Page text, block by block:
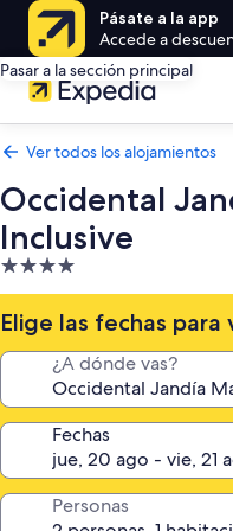
Pásate a la app
Accede a
Pasar a la sección principal
Ver todos los alojamientos
Occidental
Inclusive
Alojamiento
de
4.0 estrellas
Elige las fechas para
¿A dónde vas?
Fechas
Personas